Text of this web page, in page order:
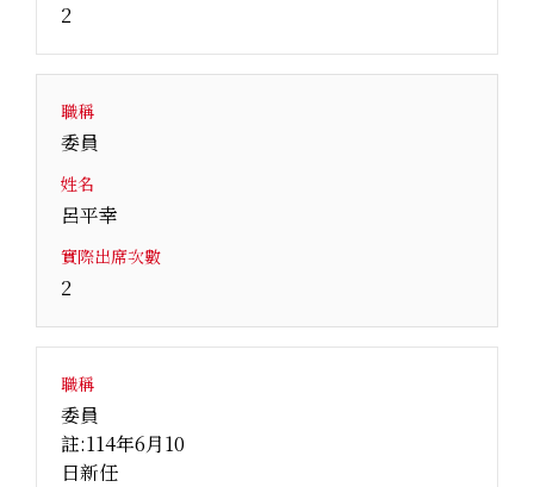
2
職稱
委員
姓名
呂平幸
實際出席次數
2
職稱
委員
註:114年6月10
日新任